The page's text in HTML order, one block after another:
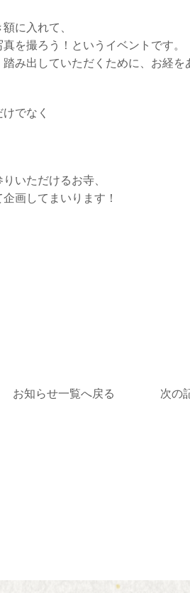
に入れて、
を撮ろう！というイベントです。
み出していただくために、お経を
でなく
いただけるお寺、
画してまいります！
お知らせ一覧へ戻る 次の